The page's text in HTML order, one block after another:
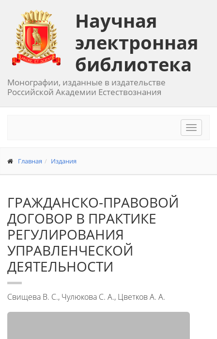
Научная
электронная
библиотека
Монографии, изданные в издательстве
Российской Академии Естествознания
Toggle
Главная Издания
ГРАЖДАНСКО-ПРАВОВОЙ
ДОГОВОР В ПРАКТИКЕ
РЕГУЛИРОВАНИЯ
УПРАВЛЕНЧЕСКОЙ
ДЕЯТЕЛЬНОСТИ
Свищева В. С., Чулюкова С. А., Цветков А. А.